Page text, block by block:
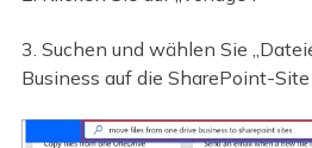
3. Suchen und wählen Sie
Business auf die SharePoint-